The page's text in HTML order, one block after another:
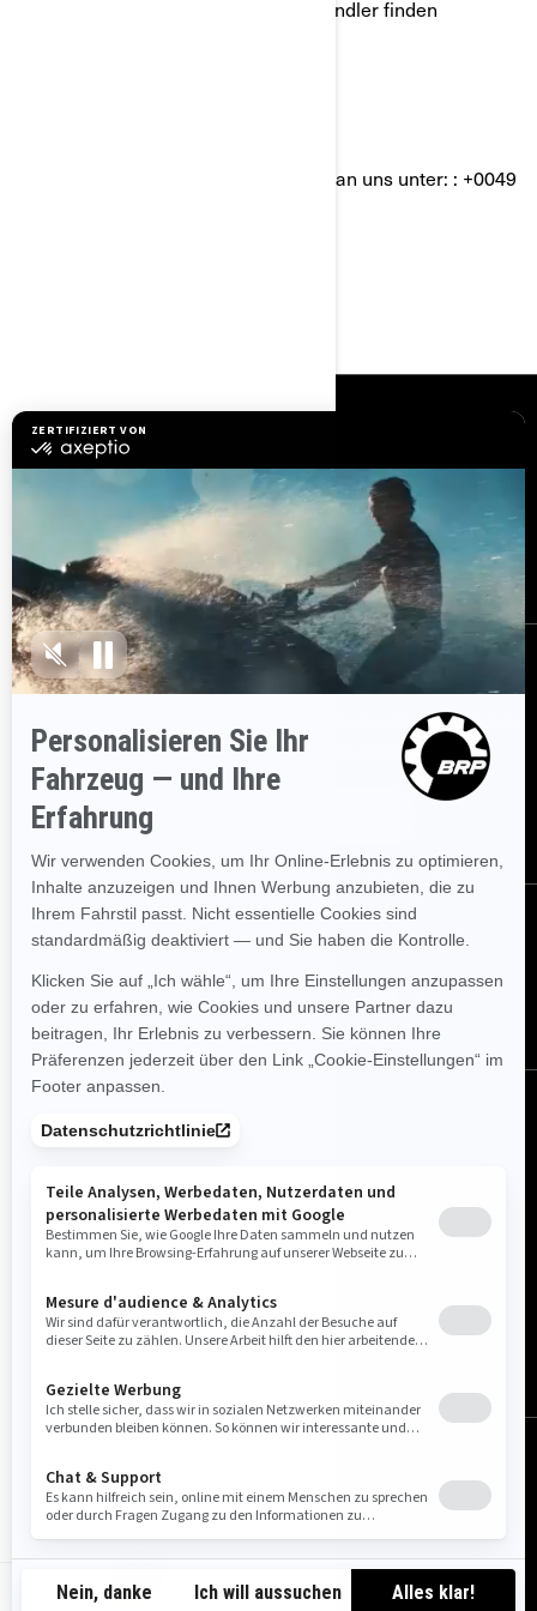
DE-DE
oder Ihren nächstgelegenen BRP Händler finden
Oder wenden Sie sich telefonisch an uns unter: : +0049
Kundenservice
Sicherheitsrückrufe
Karriere
Händler werden
BRP Experiences
Erhalten Sie die neuesten
Nachrichten, Veranstaltungen und Angebote.
FOLGEN SIE UNS
Deutschland (Deutsch)
© BRP 2003-2026
Impressum
Datenschutzrichtlinie Cookie-Richtlinien
Barrierefreiheit
Sitemap
Cookie-Einstellungen